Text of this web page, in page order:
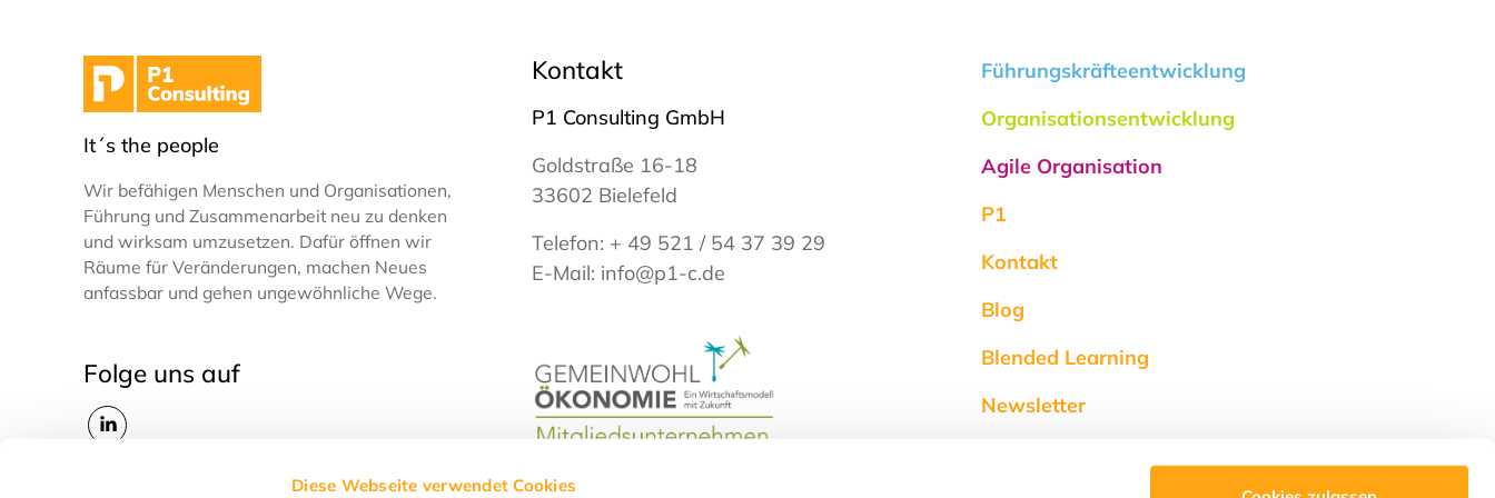
Diese Webseite verwendet Cookies
It´s the people
Wir befähigen Menschen und Organisationen,
Führung und Zusammenarbeit neu zu denken
und wirksam umzusetzen. Dafür öffnen wir
Räume für Veränderungen, machen Neues
anfassbar und gehen ungewöhnliche Wege.
Folge uns auf
Kontakt
P1 Consulting GmbH
Goldstraße 16-18
33602 Bielefeld
Telefon: + 49 521 / 54 37 39 29
E-Mail: info@p1-c.de
Führungskräfteentwicklung
Organisationsentwicklung
Agile Organisation
P1
Kontakt
Blog
Blended Learning
Newsletter